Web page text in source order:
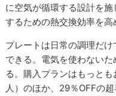
に空気が循環する設計を
するための熱交換効率を高
プレートは日常の調理だ
できる。電気を使わない
る。購入プランはもっと
人）のほか、29％OFFの